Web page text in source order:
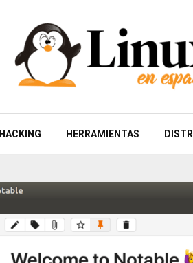
HACKING HERRAMIENTAS